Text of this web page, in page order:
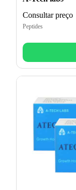
Consultar preço
Peptides